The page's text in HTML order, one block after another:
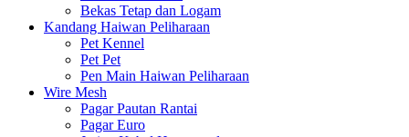
Bekas Tetap dan Logam
Kandang Haiwan Peliharaan
Pet Kennel
Pet Pet
Pen Main Haiwan Peliharaan
Wire Mesh
Pagar Pautan Rantai
Pagar Euro